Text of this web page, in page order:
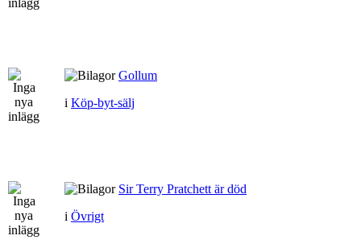
Gollum
i Köp-byt-sälj
Sir Terry Pratchett är död
i Övrigt